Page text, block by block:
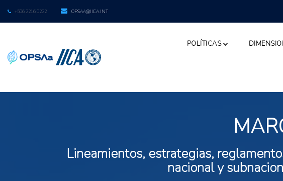
+506 2216 0222 OPSAA@IICA.INT
POLÍTICAS
Lineamientos, estrategias,
nacional y